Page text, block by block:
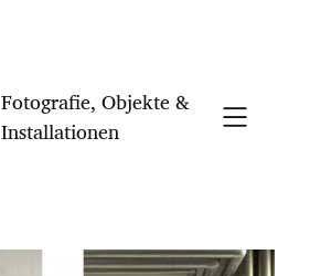
Fotografie, Objekte &
Installationen